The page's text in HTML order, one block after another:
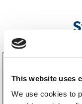
This website uses
We use cookies to
LGF Skylt